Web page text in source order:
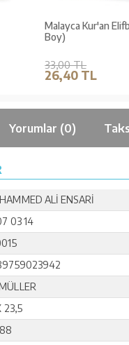
Malayca Kur'an
Boy)
33,00 TL
26,40 TL
Yorumlar (0)
ALİ ENSARİ
03 14
23,5